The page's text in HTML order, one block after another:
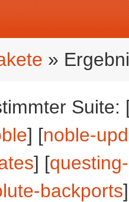
»
Suite:
] [noble-
] [
backports